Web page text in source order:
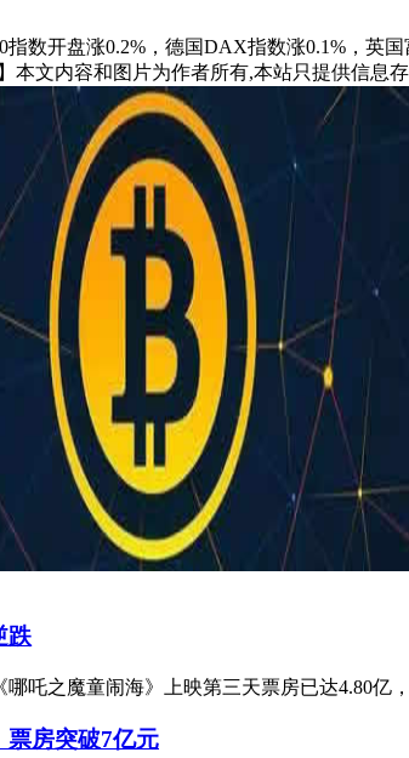
数开盘涨0.2%，德国DAX指数涨0.1%，英国
本文内容和图片为作者所有,本站只提供信息
跌
吒之魔童闹海》上映第三天票房已达4.80亿
票房突破7亿元